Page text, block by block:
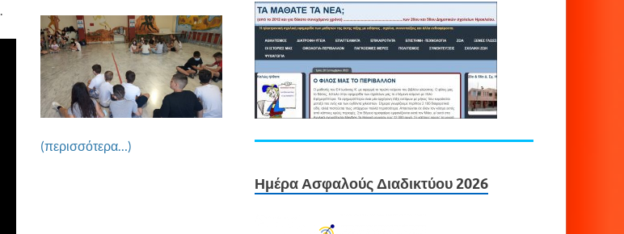
(περισσότερα…)
Ημέρα Ασφαλούς Διαδικτύου 2026